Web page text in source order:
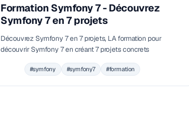
Formation Symfony 7 - Découvrez
Symfony 7 en 7 projets
Découvrez Symfony 7 en 7 projets, LA formation pour
découvrir Symfony 7 en créant 7 projets concrets
#symfony #symfony7 #formation